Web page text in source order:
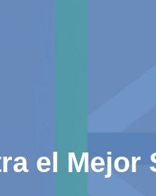
el Mejor